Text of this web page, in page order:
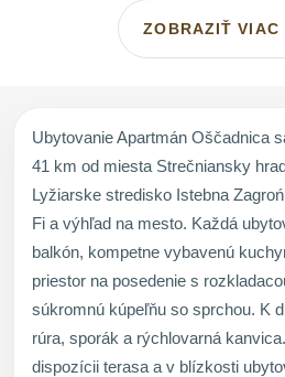
ZOBRAZIŤ VIAC
Ubytovanie Apartmán Oščadnica
41 km od miesta Strečniansky
Lyžiarske stredisko Istebna
Fi a výhľad na mesto. Každá
balkón, kompetne vybavenú
priestor na posedenie s
súkromnú kúpeľňu so sprchou. K
rúra, sporák a rýchlovarná
dispozícii terasa a v blízkosti